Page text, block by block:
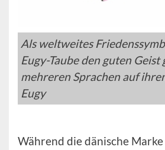
Als weltweites
Eugy-Taube den guten Geist
mehreren Sprachen auf
Eugy
Während die dänische